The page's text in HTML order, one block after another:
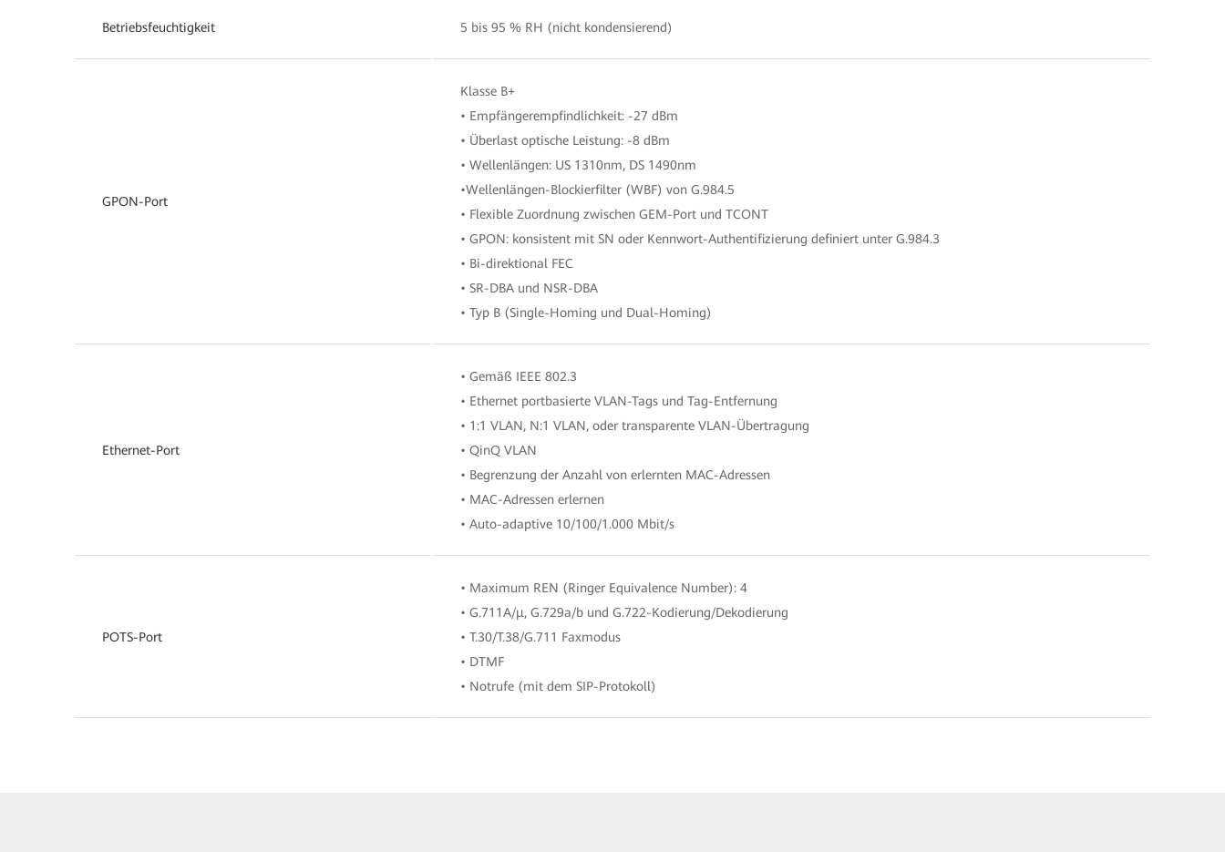
Betriebsfeuchtigkeit 5 bis 95 % RH (nicht kondensierend)
GPON-Port
Klasse B+
• Empfängerempfindlichkeit: -27 dBm
• Überlast optische Leistung: -8 dBm
• Wellenlängen: US 1310nm, DS 1490nm
•Wellenlängen-Blockierfilter (WBF) von G.984.5
• Flexible Zuordnung zwischen GEM-Port und TCONT
• GPON: konsistent mit SN oder Kennwort-Authentifizierung definiert unter G.984.3
• Bi-direktional FEC
• SR-DBA und NSR-DBA
• Typ B (Single-Homing und Dual-Homing)
Ethernet-Port
• Gemäß IEEE 802.3
• Ethernet portbasierte VLAN-Tags und Tag-Entfernung
• 1:1 VLAN, N:1 VLAN, oder transparente VLAN-Übertragung
• QinQ VLAN
• Begrenzung der Anzahl von erlernten MAC-Adressen
• MAC-Adressen erlernen
• Auto-adaptive 10/100/1.000 Mbit/s
POTS-Port
• Maximum REN (Ringer Equivalence Number): 4
• G.711A/μ, G.729a/b und G.722-Kodierung/Dekodierung
• T.30/T.38/G.711 Faxmodus
• DTMF
• Notrufe (mit dem SIP-Protokoll)